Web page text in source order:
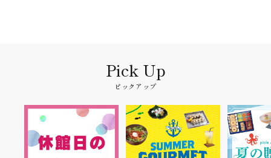
ピックアップ